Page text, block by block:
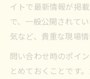
イトで最新情報が掲
で、一般公開されて
気など、貴重な現場
問い合わせ時のポイ
とめておくことです